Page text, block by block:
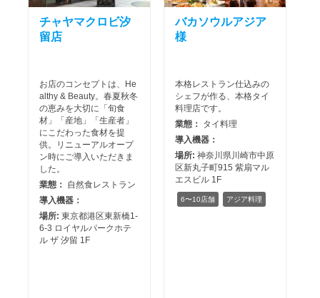
チャヤマクロビ汐
留店
お店のコンセプトは、He
althy & Beauty。春夏秋冬
の恵みを大切に「旬食
材」「産地」「生産者」
にこだわった食材を提
供。リニューアルオープ
ン時にご導入いただきま
した。
業態： 自然食レストラン
導入機器：
場所: 東京都港区東新橋1-
6-3 ロイヤルパークホテ
ル ザ 汐留 1F
バカソウルアジア
様
本格レストラン仕込みの
シェフが作る、本格タイ
料理店です。
業態： タイ料理
導入機器：
場所: 神奈川県川崎市中原
区新丸子町915 紫扇マル
エスビル 1F
6〜10店舗 アジア料理